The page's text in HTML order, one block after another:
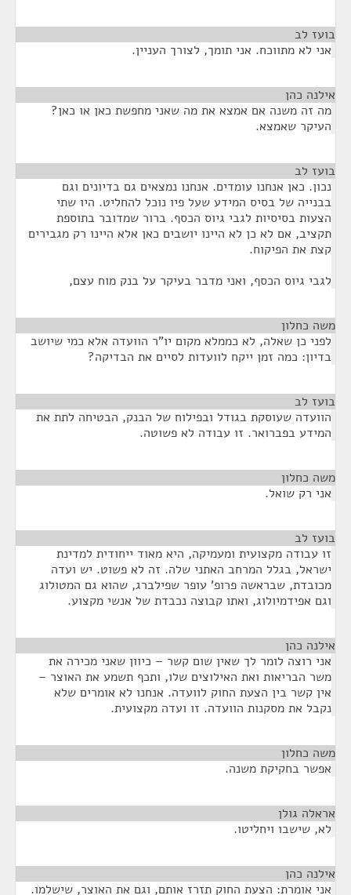
בועז לב
אני לא מתווכח. אני תומך, לצורך העניין.
אילנה כהן
מה זה משנה אם אמצא את מה שאני מחפשת כאן או כאן?
העיקר שאמצא.
בועז לב
נכון. כאן אנחנו עומדים. אנחנו נמצאים גם בדיונים וגם
בבנייה של בסיס המידע שעל פיו נוכל להחליט. היו שתי
הצעות בסיסיות לגבי גיוס הכסף. ברור שמדובר בתוספת
תקציב, אם לא כן לא היינו יושבים כאן אלא היינו רק מגבירים
קצת את הפיקוח.
לגבי גיוס הכסף, ואני מדבר בעיקר על בנק מוח עצם,
משה כחלון
לפני כן שאלה, לא כממלא מקום יו"ר הוועדה אלא כמי שיושב
בדיון: כמה זמן ייקח לוועדות לסיים את הבדיקה?
בועז לב
הוועדה שעוסקת בגודל ובפילוח של הבנק, הבטיחה לתת את
המידע בפברואר. זו עבודה לא פשוטה.
משה כחלון
אני רק שואל.
בועז לב
זו עבודה מקצועית ומעמיקה, היא מאוד ייחודית למדינת
ישראל, בגלל המרחב האתני שלה. זה לא פשוט. יש ועדה
מכובדת, שבראשה פרופ' עופר שפילברג, שהוא גם המטולוג
וגם אפידמיולוג, ואתו קבוצה נכבדת של אנשי מקצוע.
אילנה כהן
אני רוצה לומר לך שאין שום קשר – כיוון שאני מכירה את
משר הבריאות ואת האילוצים שלו, ותכף תשמע את האוצר –
אין קשר בין הצעת החוק לוועדה. אנחנו לא אומרים שלא
נקבל את מסקנות הוועדה. זו ועדה מקצועית.
משה כחלון
אפשר בחקיקת משנה.
אראלה גולן
לא, שישבו ויחליטו.
אילנה כהן
אני אומרת: הצעת החוק תזרז אותם, וגם את האוצר, שישלמו.